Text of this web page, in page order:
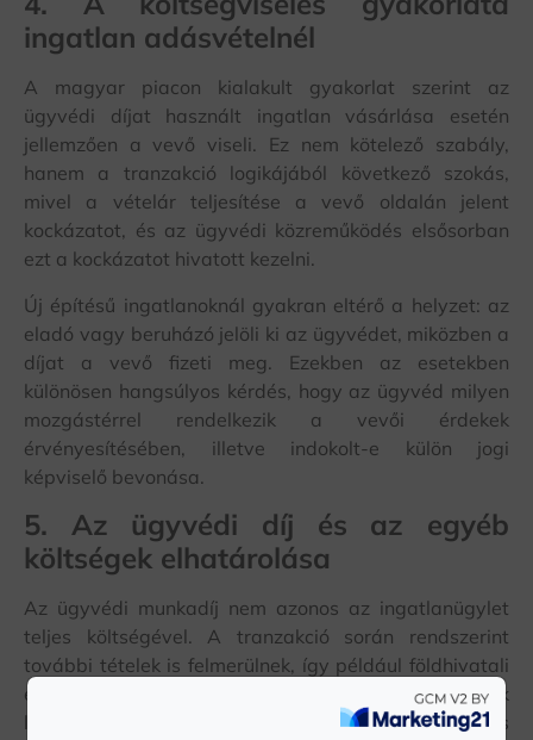
ingatlan adásvételnél
A magyar piacon kialakult gyakorlat szerint az
ügyvédi díjat használt ingatlan vásárlása esetén
jellemzően a vevő viseli. Ez nem kötelező szabály,
hanem a tranzakció logikájából következő szokás,
mivel a vételár teljesítése a vevő oldalán jelent
kockázatot, és az ügyvédi közreműködés elsősorban
ezt a kockázatot hivatott kezelni.
Új építésű ingatlanoknál gyakran eltérő a helyzet: az
eladó vagy beruházó jelöli ki az ügyvédet, miközben a
díjat a vevő fizeti meg. Ezekben az esetekben
különösen hangsúlyos kérdés, hogy az ügyvéd milyen
mozgástérrel rendelkezik a vevői érdekek
érvényesítésében, illetve indokolt-e külön jogi
képviselő bevonása.
5. Az ügyvédi díj és az egyéb
költségek elhatárolása
Az ügyvédi munkadíj nem azonos az ingatlanügylet
teljes költségével. A tranzakció során rendszerint
további tételek is felmerülnek, így például földhivatali
eljárási díjak, vagyonszerzési illeték, okiratok
lekérésének költségei, valamint banki tranzakciós